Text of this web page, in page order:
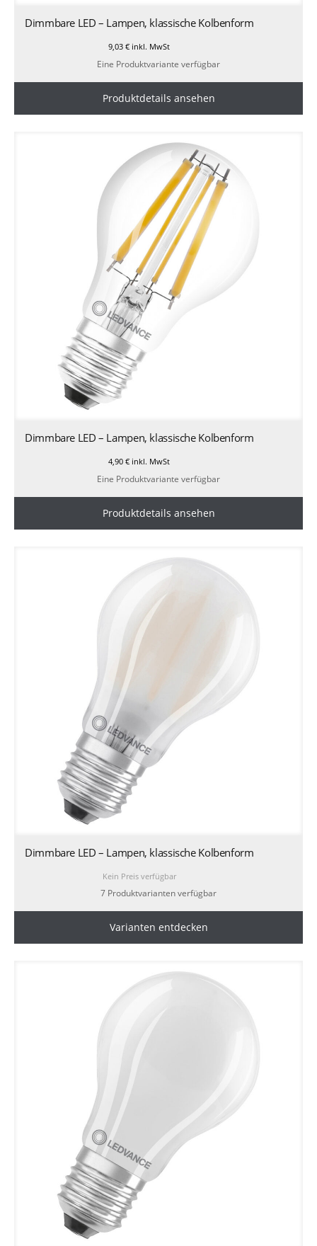
Dimmbare LED – Lampen, klassische Kolbenform
9,03€ inkl. MwSt
Eine Produktvariante verfügbar
Produktdetails ansehen
Dimmbare LED – Lampen, klassische Kolbenform
4,90€ inkl. MwSt
Eine Produktvariante verfügbar
Produktdetails ansehen
Dimmbare LED – Lampen, klassische Kolbenform
Kein Preis verfügbar
7 Produktvarianten verfügbar
Varianten entdecken